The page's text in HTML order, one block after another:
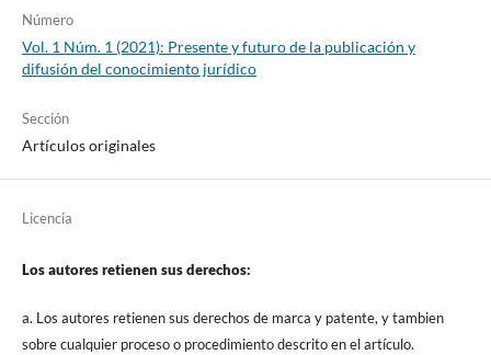
Número
Vol. 1 Núm. 1 (2021): Presente y futuro de la publicación y
difusión del conocimiento jurídico
Sección
Artículos originales
Licencia
Los autores retienen sus derechos:
a. Los autores retienen sus derechos de marca y patente, y tambien
sobre cualquier proceso o procedimiento descrito en el artículo.